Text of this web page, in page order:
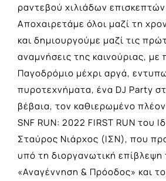
ραντεβού χιλιάδων επισκεπτών
Αποχαιρετάμε όλοι μαζί τη
και δημιουργούμε μαζί τις
αναμνήσεις της καινούριας, με
Παγοδρόμιο μέχρι αργά,
πυροτεχνήματα, ένα DJ Party
βέβαια, τον καθιερωμένο
SNF RUN: 2022 FIRST RUN του
Σταύρος Νιάρχος (ΙΣΝ), που
υπό τη διοργανωτική επίβλεψη
«Αναγέννηση & Πρόοδος» και